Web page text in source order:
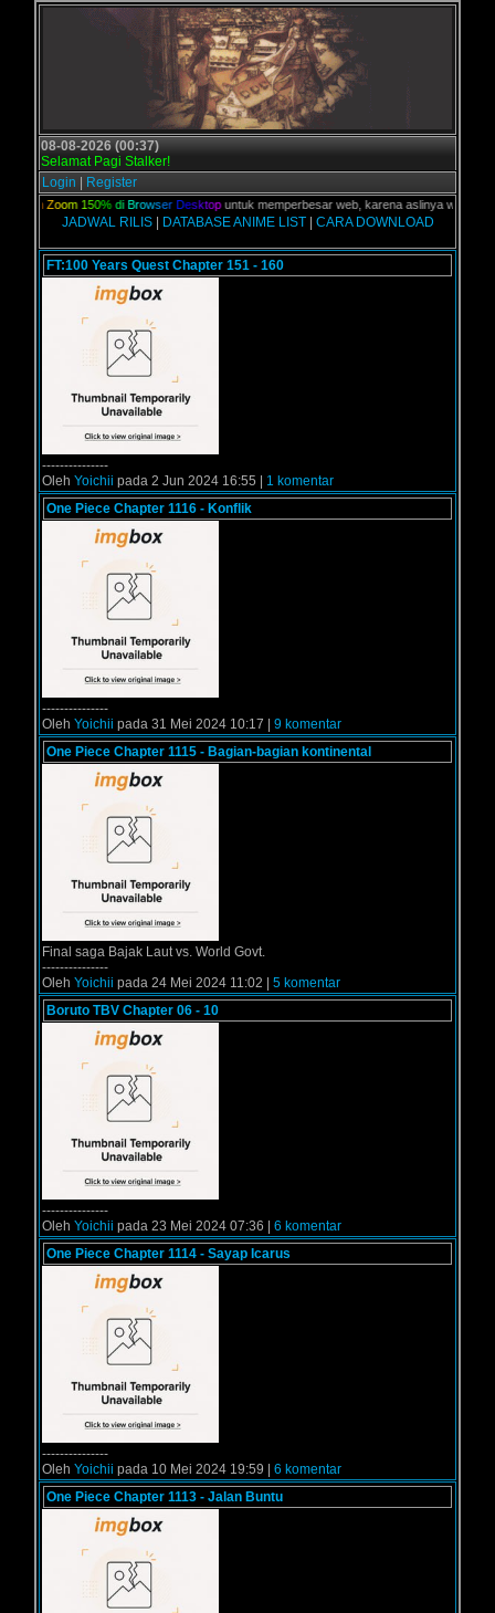
08-08-2026 (00:37)
Selamat Pagi Stalker!
Login
Register
m 150% di Browser Desk topuntuk memperbesar web, karena aslinya web ini
JADWAL RILIS| DATABASE ANIME LIST| CARA DOWNLOAD
FT:100 Years Quest Chapter 151 - 160
---------------
Oleh Yoichii pada 2 Jun 2024 16:55 | 1 komentar
One Piece Chapter 1116 - Konflik
---------------
Oleh Yoichii pada 31 Mei 2024 10:17 | 9 komentar
One Piece Chapter 1115 - Bagian-bagian kontinental
Final saga Bajak Laut vs. World Govt.
---------------
Oleh Yoichii pada 24 Mei 2024 11:02 | 5 komentar
Boruto TBV Chapter 06 - 10
---------------
Oleh Yoichii pada 23 Mei 2024 07:36 | 6 komentar
One Piece Chapter 1114 - Sayap Icarus
---------------
Oleh Yoichii pada 10 Mei 2024 19:59 | 6 komentar
One Piece Chapter 1113 - Jalan Buntu